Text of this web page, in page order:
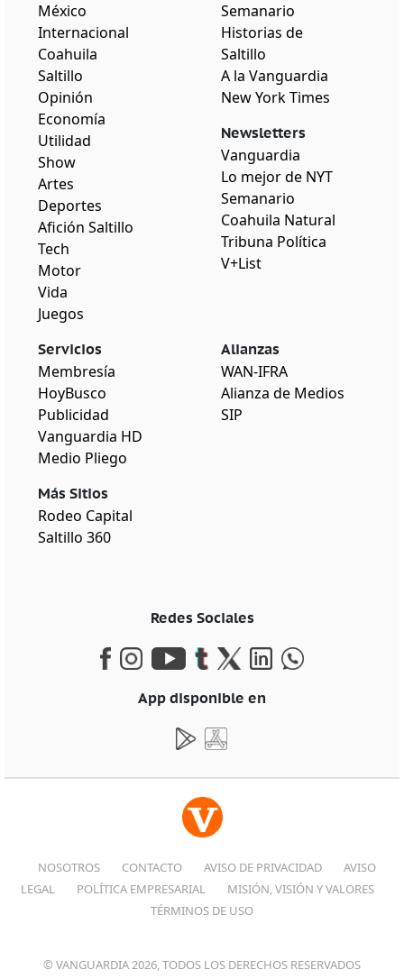
México
Internacional
Coahuila
Saltillo
Opinión
Economía
Utilidad
Show
Artes
Deportes
Afición Saltillo
Tech
Motor
Vida
Juegos
Semanario
Historias de
Saltillo
A la Vanguardia
New York Times
Newsletters
Vanguardia
Lo mejor de NYT
Semanario
Coahuila Natural
Tribuna Política
V+List
Servicios
Membresía
HoyBusco
Publicidad
Vanguardia HD
Medio Pliego
Más Sitios
Rodeo Capital
Saltillo 360
Alianzas
WAN-IFRA
Alianza de Medios
SIP
Redes Sociales
App disponible en
NOSOTROS CONTACTO AVISO DE PRIVACIDAD
AVISO
LEGAL
POLÍTICA EMPRESARIAL
MISIÓN, VISIÓN Y VALORES
TÉRMINOS DE USO
© VANGUARDIA 2026, TODOS LOS DERECHOS RESERVADOS